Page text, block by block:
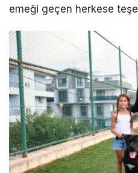
emeği geçen herkese